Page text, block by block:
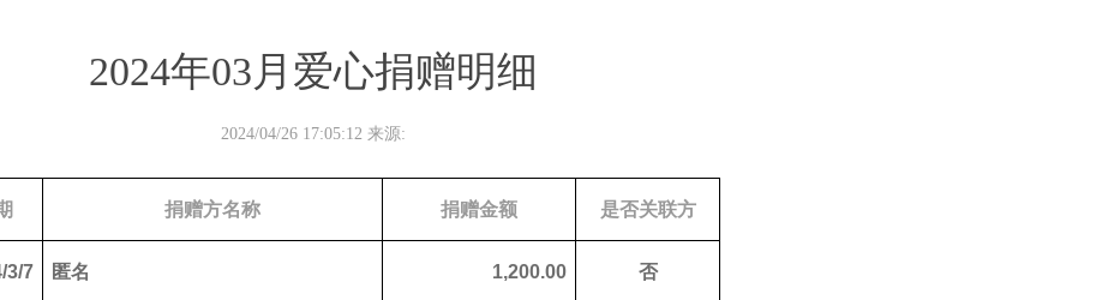
2024年03月爱心捐赠明细
2024/04/26 17:05:12 来源:
捐赠方名称 捐赠金额 是否关联方
3/7 匿名 1,200.00 否